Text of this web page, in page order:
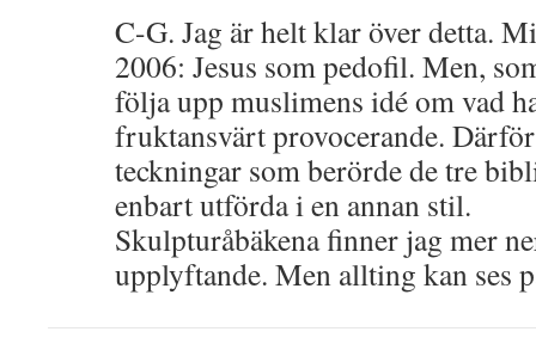
C-G. Jag är helt klar över detta.
2006: Jesus som pedofil. Men,
följa upp muslimens idé om vad
fruktansvärt provocerande.
teckningar som berörde de tre
enbart utförda i en annan stil.
Skulpturåbäkena finner jag mer
upplyftande. Men allting kan ses